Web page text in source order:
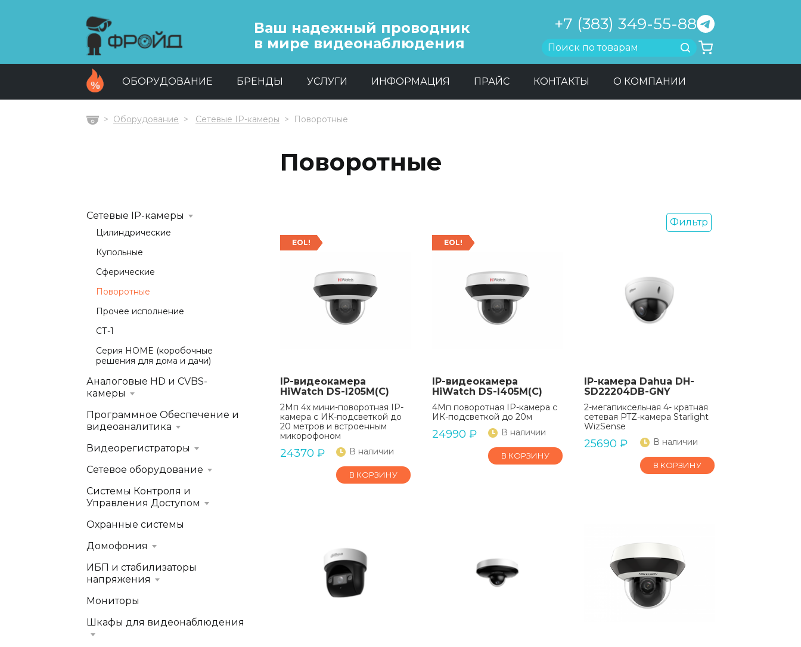
Ваш надежный проводник
в мире видеонаблюдения
+7 (383) 349-55-88
Найти
ОБОРУДОВАНИЕ БРЕНДЫ УСЛУГИ ИНФОРМАЦИЯ ПРАЙС КОНТАКТЫ О КОМПАНИИ
ГлавнаяОборудование Сетевые IP-камеры Поворотные
Поворотные
Фильтр
EOL!
IP-видеокамера
HiWatch DS-I205M(C)
2Мп 4х мини-поворотная IP-
камера с ИК-подсветкой до
20 метров и встроенным
микорофоном
24370 ₽ В наличии
В КОРЗИНУ
EOL!
IP-видеокамера
HiWatch DS-I405M(C)
4Мп поворотная IP-камера с
ИК-подсветкой до 20м
24990 ₽ В наличии
В КОРЗИНУ
IP-камера Dahua DH-
SD22204DB-GNY
2-мегапиксельная 4- кратная
сетевая PTZ-камера Starlight
WizSense
25690 ₽ В наличии
В КОРЗИНУ
Сетевые IP-камеры
Цилиндрические
Купольные
Сферические
Поворотные
Прочее исполнение
СТ-1
Серия HOME (коробочные
решения для дома и дачи)
Аналоговые HD и CVBS-
камеры
Программное Обеспечение и
видеоаналитика
Видеорегистраторы
Сетевое оборудование
Системы Контроля и
Управления Доступом
Охранные системы
Домофония
ИБП и стабилизаторы
напряжения
Мониторы
Шкафы для видеонаблюдения